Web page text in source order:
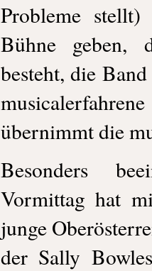
Probleme
Bühne geben,
besteht, die
übernimmt die
Besonders
Vormittag hat
junge
der Sally